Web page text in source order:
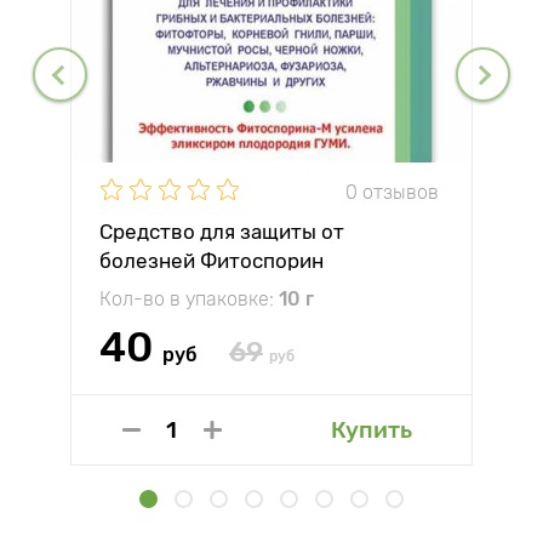
0 отзывов
Средство для защиты от
болезней Фитоспорин
Кол-во в упаковке: 10 г
40 руб 69 руб
Купить